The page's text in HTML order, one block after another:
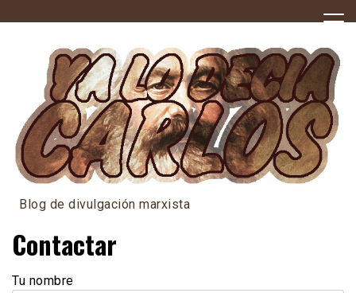
to
Blog de divulgación marxista
Contactar
Tu nombre